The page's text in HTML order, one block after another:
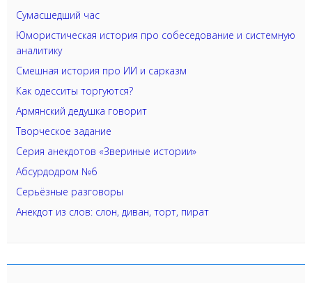
Сумасшедший час
Юмористическая история про собеседование и системную
аналитику
Смешная история про ИИ и сарказм
Как одесситы торгуются?
Армянский дедушка говорит
Творческое задание
Серия анекдотов «Звериные истории»
Абсурдодром №6
Серьёзные разговоры
Анекдот из слов: слон, диван, торт, пират